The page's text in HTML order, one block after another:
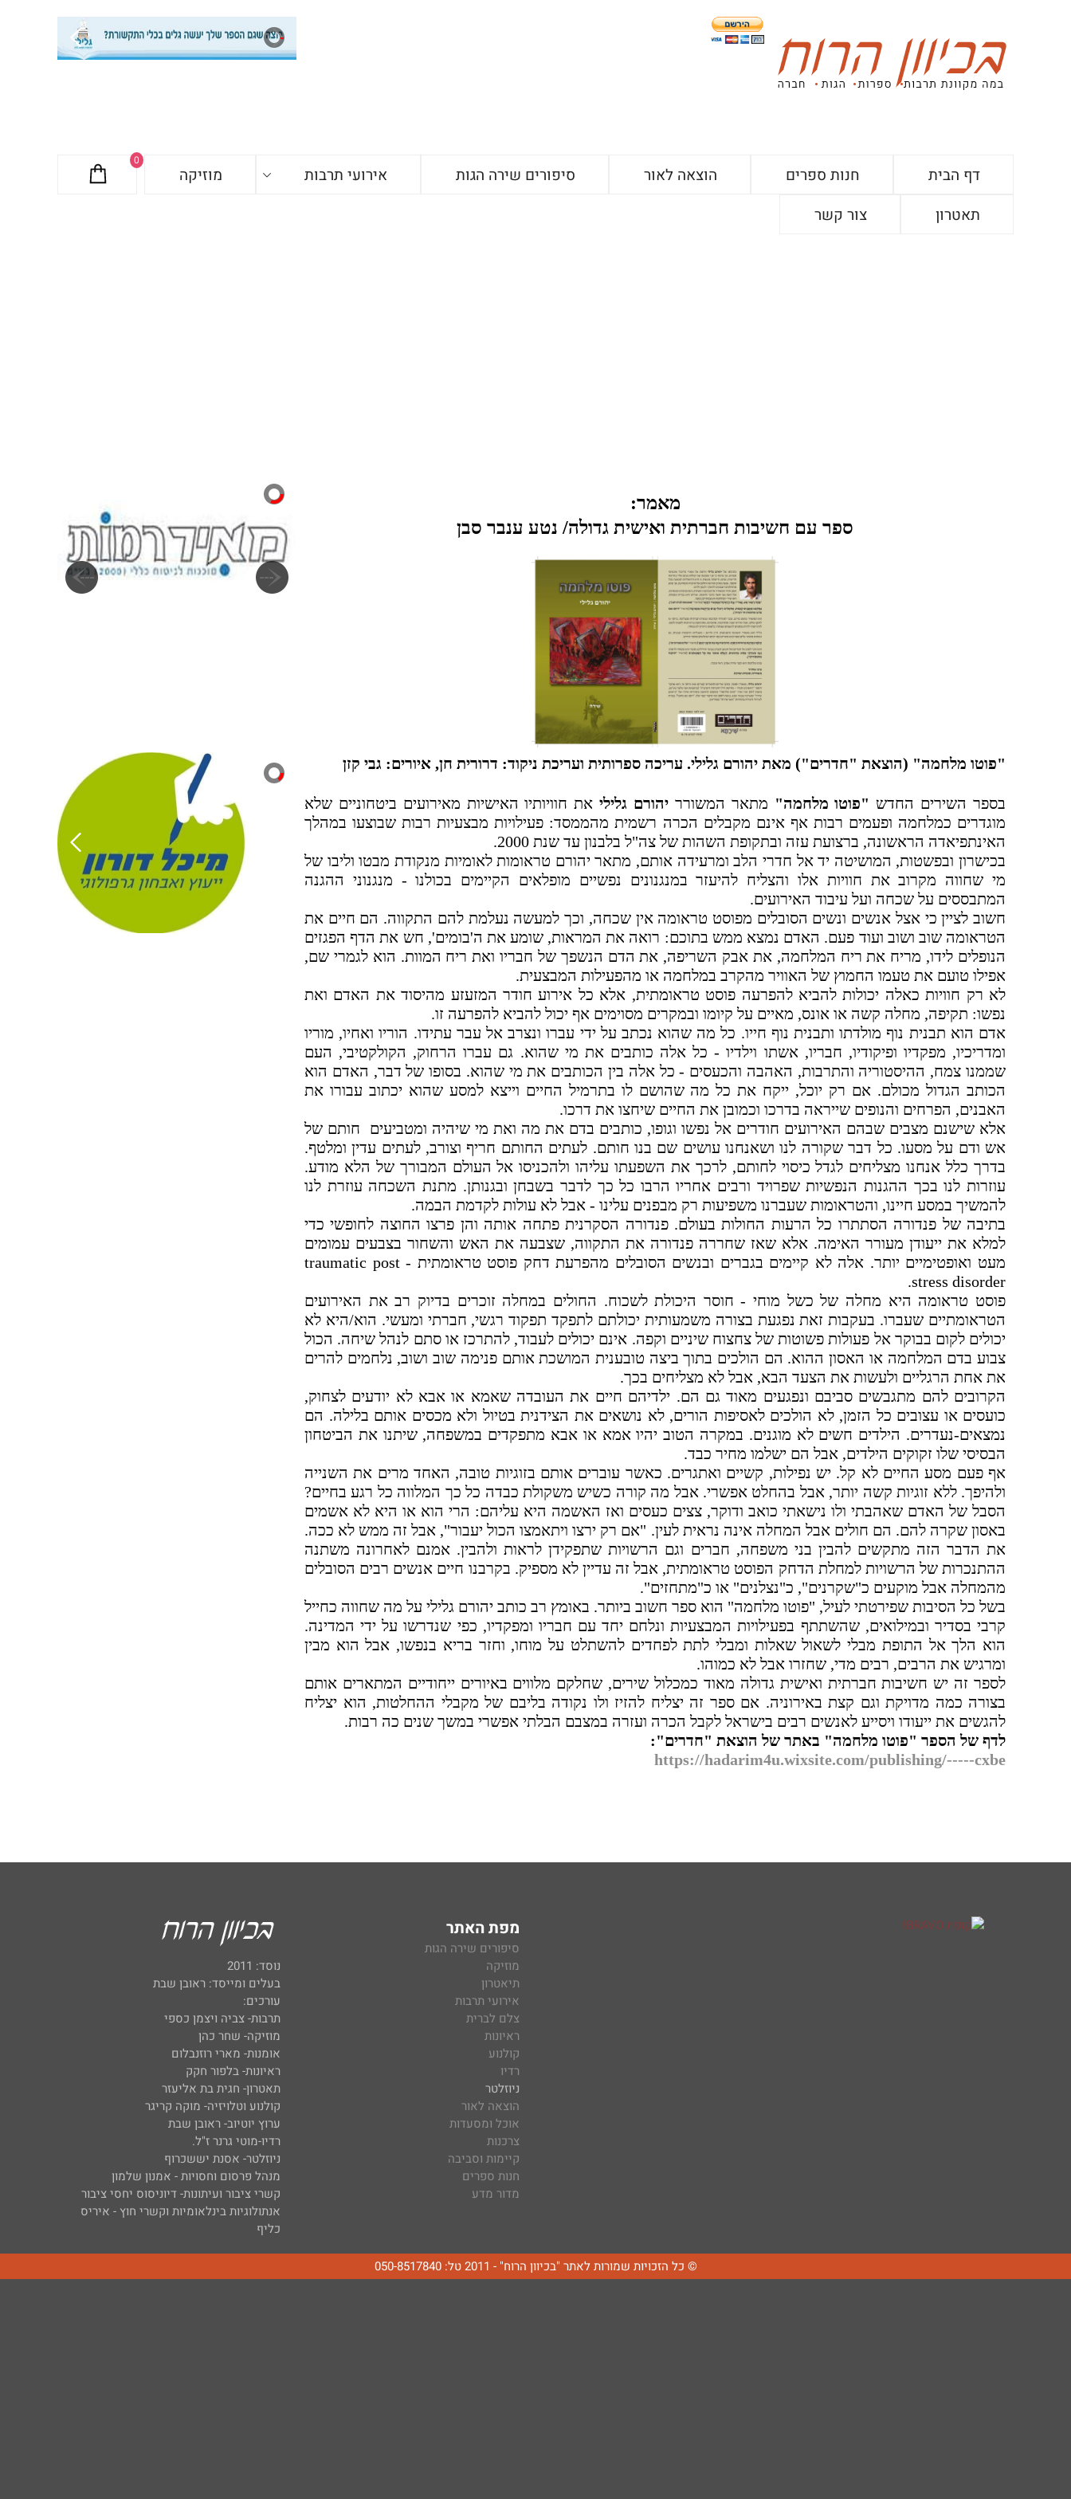
0
דף הבית חנות ספרים הוצאה לאור סיפורים שירה הגות אירועי תרבות
מוזיקה
תאטרון
צור קשר
מאמר:
ספר עם חשיבות חברתית ואישית גדולה/ נטע ענבר סבן
"פוטו מלחמה" (הוצאת "חדרים") מאת יהורם גלילי. עריכה ספרותית ועריכת ניקוד: דרורית חן, איורים: גבי קזן
בספר השירים החדש "פוטו מלחמה" מתאר המשורר יהורם גליליאת חוויותיו האישיות מאירועים ביטחוניים שלא
מוגדרים כמלחמה ופעמים רבות אף אינם מקבלים הכרה רשמית מהממסד: פעילויות מבצעיות רבות שבוצעו במהלך
האינתפיאדה הראשונה, ברצועת עזה ובתקופת השהות של צה"ל בלבנון עד שנת 2000.
בכישרון ובפשטות, המושיטה יד אל חדרי הלב ומרעידה אותם, מתאר יהורם טראומות לאומיות מנקודת מבטו וליבו של
מי שחווה מקרוב את חוויות אלו והצליח להיעזר במנגנונים נפשיים מופלאים הקיימים בכולנו - מנגנוני ההגנה
המתבססים על שכחה ועל עיבוד האירועים.
חשוב לציין כי אצל אנשים ונשים הסובלים מפוסט טראומה אין שכחה, וכך למעשה נעלמת להם התקווה. הם חיים את
הטראומה שוב ושוב ועוד פעם. האדם נמצא ממש בתוכם: רואה את המראות, שומע את ה'בומים', חש את הדף הפגזים
הנופלים לידו, מריח את ריח המלחמה, את אבק השריפה, את הדם הנשפך של חבריו ואת ריח המוות. הוא לגמרי שם,
אפילו טועם את טעמו החמוץ של האוויר מהקרב במלחמה או מהפעילות המבצעית.
לא רק חוויות כאלה יכולות להביא להפרעה פוסט טראומתית, אלא כל אירוע חודר המזעזע מהיסוד את האדם ואת
נפשו: תקיפה, מחלה קשה או אונס, מאיים על קיומו ובמקרים מסוימים אף יכול להביא להפרעה זו.
אדם הוא תבנית נוף מולדתו ותבנית נוף חייו. כל מה שהוא נכתב על ידי עברו ונצרב אל עבר עתידו. הוריו ואחיו, מוריו
ומדריכיו, מפקדיו ופיקודיו, חבריו, אשתו וילדיו - כל אלה כותבים את מי שהוא. גם עברו הרחוק, הקולקטיבי, העם
שממנו צמח, ההיסטוריה והתרבות, האהבה והכעסים - כל אלה בין הכותבים את מי שהוא. בסופו של דבר, האדם הוא
הכותב הגדול מכולם. אם רק יוכל, ייקח את כל מה שהושם לו בתרמיל החיים וייצא למסע שהוא יכתוב עבורו את
האבנים, הפרחים והנופים שייראה בדרכו וכמובן את החיים שיחצו את דרכו.
אלא שישנם מצבים שבהם האירועים חודרים אל נפשו וגופו, כותבים בדם את מה ואת מי שיהיה ומטביעים חותם של
אש ודם על מסעו. כל דבר שקורה לנו ושאנחנו עושים שם בנו חותם. לעתים החותם חריף וצורב, לעתים עדין ומלטף.
בדרך כלל אנחנו מצליחים לגדל כיסוי לחותם, לרכך את השפעתו עליהו ולהכניסו אל העולם המבורך של הלא מודע.
עוזרות לנו בכך ההגנות הנפשיות שפרויד ורבים אחריו הרבו כל כך לדבר בשבחן ובגנותן. מתנת השכחה עוזרת לנו
להמשיך במסע חיינו, והטראומות שעברנו משפיעות רק מבפנים עלינו - אבל לא עולות לקדמת הבמה.
בתיבה של פנדורה הסתתרו כל הרעות החולות בעולם. פנדורה הסקרנית פתחה אותה והן פרצו החוצה לחופשי כדי
למלא את ייעודן מעורר האימה. אלא שאז שחררה פנדורה את התקווה, שצבעה את האש והשחור בצבעים עמומים
מעט ואופטימיים יותר. אלה לא קיימים בגברים ובנשים הסובלים מהפרעת דחק פוסט טראומתית -post
traumatic
stress disorder
.
פוסט טראומה היא מחלה של כשל מוחי - חוסר היכולת לשכוח. החולים במחלה זוכרים בדיוק רב את האירועים
הטראומתיים שעברו. בעקבות זאת נפגעת בצורה משמעותית יכולתם לתפקד תפקוד רגשי, חברתי ומעשי. הוא/היא לא
יכולים לקום בבוקר אל פעולות פשוטות של צחצוח שיניים וקפה. אינם יכולים לעבוד, להתרכז או סתם לנהל שיחה. הכול
צבוע בדם המלחמה או האסון ההוא. הם הולכים בתוך ביצה טובענית המושכת אותם פנימה שוב ושוב, נלחמים להרים
את אחת הרגליים ולעשות את הצעד הבא, אבל לא מצליחים בכך.
הקרובים להם מתגבשים סביבם ונפגעים מאוד גם הם. ילדיהם חיים את העובדה שאמא או אבא לא יודעים לצחוק,
כועסים או עצובים כל הזמן, לא הולכים לאסיפות הורים, לא נושאים את הצידנית בטיול ולא מכסים אותם בלילה. הם
נמצאים-נעדרים. הילדים חשים לא מוגנים. במקרה הטוב יהיו אמא או אבא מתפקדים במשפחה, שיתנו את הביטחון
הבסיסי שלו זקוקים הילדים, אבל הם ישלמו מחיר כבד.
אף פעם מסע החיים לא קל. יש נפילות, קשיים ואתגרים. כאשר עוברים אותם בזוגיות טובה, האחד מרים את השנייה
ולהיפך. ללא זוגיות קשה יותר, אבל בהחלט אפשרי. אבל מה קורה כשיש משקולת כבדה כל כך המלווה כל רגע בחיים?
הסבל של האדם שאהבתי ולו נישאתי כואב ודוקר, צצים כעסים ואז האשמה היא עליהם: הרי הוא או היא לא אשמים
באסון שקרה להם. הם חולים אבל המחלה אינה נראית לעין. "אם רק ירצו ויתאמצו הכול יעבור", אבל זה ממש לא ככה.
את הדבר הזה מתקשים להבין בני משפחה, חברים וגם הרשויות שתפקידן לראות ולהבין. אמנם לאחרונה משתנה
ההתנכרות של הרשויות למחלת הדחק הפוסט טראומתית, אבל זה עדיין לא מספיק. בקרבנו חיים אנשים רבים הסובלים
מהמחלה אבל מוקעים כ"שקרנים", כ"נצלנים" או כ"מתחזים".
בשל כל הסיבות שפירטתי לעיל, "פוטו מלחמה" הוא ספר חשוב ביותר. באומץ רב כותב יהורם גלילי על מה שחווה כחייל
קרבי בסדיר ובמילואים, שהשתתף בפעילויות המבצעיות ונלחם יחד עם חבריו ומפקדיו, כפי שנדרשו על ידי המדינה.
הוא הלך אל התופת מבלי לשאול שאלות ומבלי לתת לפחדים להשתלט על מוחו, וחזר בריא בנפשו, אבל הוא מבין
ומרגיש את הרבים, רבים מדי, שחזרו אבל לא כמוהו.
לספר זה יש חשיבות חברתית ואישית גדולה מאוד כמכלול שירים, שחלקם מלווים באיורים ייחודיים המתארים אותם
בצורה כמה מדויקת וגם קצת באירוניה. אם ספר זה יצליח להזיז ולו נקודה בליבם של מקבלי ההחלטות, הוא יצליח
להגשים את ייעודו ויסייע לאנשים רבים בישראל לקבל הכרה ועזרה במצבם הבלתי אפשרי במשך שנים כה רבות.
לדף של הספר "פוטו מלחמה" באתר של הוצאת "חדרים":
https://hadarim4u.wixsite.com/publishing/-----cxbe
מפת האתר
סיפורים שירה הגות
מוזיקה
תיאטרון
אירועי תרבות
צלם לברית
ראיונות
קולנוע
רדיו
ניוזלטר
הוצאה לאור
אוכל ומסעדות
צרכנות
קיימות וסביבה
חנות ספרים
מדור מדע
נוסד: 2011
בעלים ומייסד: ראובן שבת
עורכים:
תרבות- צביה ויצמן כספי
מוזיקה- שחר כהן
אומנות- מארי רוזנבלום
ראיונות- בלפור חקק
תאטרון- חגית בת אליעזר
קולנוע וטלויזיה- מוקה קריגר
ערוץ יוטיוב- ראובן שבת
רדיו-מוטי גרנר ז"ל.
ניוזלטר- אסנת יששכרוף
מנהל פרסום וחסויות - אמנון שלמון
קשרי ציבור ועיתונות- דיוניסוס יחסי ציבור
אנתולוגיות בינלאומיות וקשרי חוץ - איריס
כליף
© כל הזכויות שמורות לאתר "בכיוון הרוח" - 2011 טל: 050-8517840